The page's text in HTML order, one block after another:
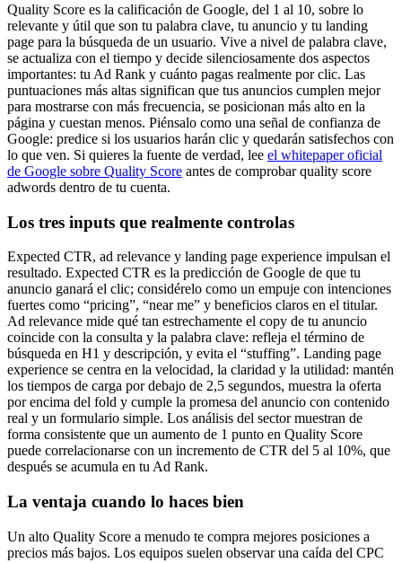
Quality Score es la calificación de Google, del 1 al 10, sobre lo
relevante y útil que son tu palabra clave, tu anuncio y tu landing
page para la búsqueda de un usuario. Vive a nivel de palabra clave,
se actualiza con el tiempo y decide silenciosamente dos aspectos
importantes: tu Ad Rank y cuánto pagas realmente por clic. Las
puntuaciones más altas significan que tus anuncios cumplen mejor
para mostrarse con más frecuencia, se posicionan más alto en la
página y cuestan menos. Piénsalo como una señal de confianza de
Google: predice si los usuarios harán clic y quedarán satisfechos con
lo que ven. Si quieres la fuente de verdad, lee el whitepaper oficial
de Google sobre Quality Score antes de comprobar quality score
adwords dentro de tu cuenta.
Los tres inputs que realmente controlas
Expected CTR, ad relevance y landing page experience impulsan el
resultado. Expected CTR es la predicción de Google de que tu
anuncio ganará el clic; considérelo como un empuje con intenciones
fuertes como “pricing”, “near me” y beneficios claros en el titular.
Ad relevance mide qué tan estrechamente el copy de tu anuncio
coincide con la consulta y la palabra clave: refleja el término de
búsqueda en H1 y descripción, y evita el “stuffing”. Landing page
experience se centra en la velocidad, la claridad y la utilidad: mantén
los tiempos de carga por debajo de 2,5 segundos, muestra la oferta
por encima del fold y cumple la promesa del anuncio con contenido
real y un formulario simple. Los análisis del sector muestran de
forma consistente que un aumento de 1 punto en Quality Score
puede correlacionarse con un incremento de CTR del 5 al 10%, que
después se acumula en tu Ad Rank.
La ventaja cuando lo haces bien
Un alto Quality Score a menudo te compra mejores posiciones a
precios más bajos. Los equipos suelen observar una caída del CPC